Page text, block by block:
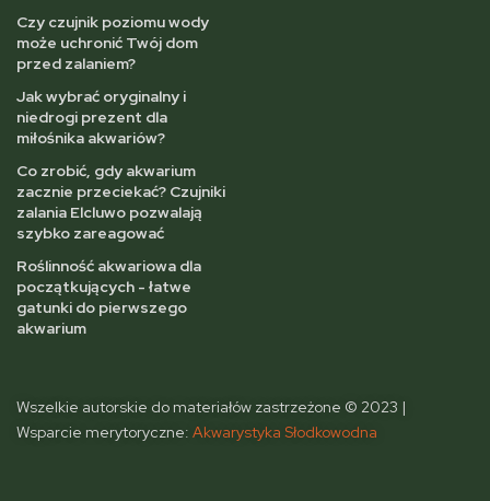
Czy czujnik poziomu wody
może uchronić Twój dom
przed zalaniem?
Jak wybrać oryginalny i
niedrogi prezent dla
miłośnika akwariów?
Co zrobić, gdy akwarium
zacznie przeciekać? Czujniki
zalania Elcluwo pozwalają
szybko zareagować
Roślinność akwariowa dla
początkujących - łatwe
gatunki do pierwszego
akwarium
Wszelkie autorskie do materiałów zastrzeżone © 2023 |
Wsparcie merytoryczne: Akwarystyka Słodkowodna